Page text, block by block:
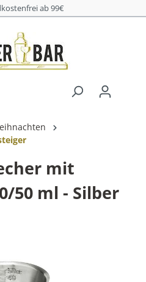
ab 99€
mit
50 ml - Silber